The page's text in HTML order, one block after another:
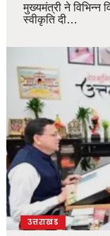
मुख्यमंत्री ने विभिन्न
स्वीकृति दी…
उत्तराखंड